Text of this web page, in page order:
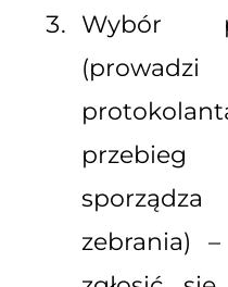
Wybór
zebrania)